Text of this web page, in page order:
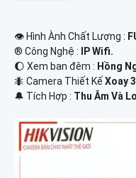
👁 Hình Ành Chất Lượng :
®️ Công Nghệ :
IP Wifi.
🌔 Xem ban đêm : Hồng
🐜 Camera Thiết Kế Xoay
️🔔 Tích Hợp : Thu Âm Và